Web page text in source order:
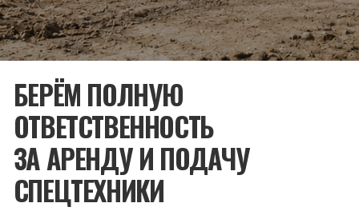
Собственная техника
Используем собственные экскаваторы
и спецтехнику без посредников